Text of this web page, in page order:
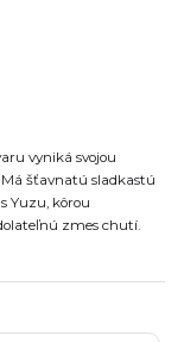
vyniká svojou
Má šťavnatú sladkastú
Yuzu, kôrou
zmes chutí.